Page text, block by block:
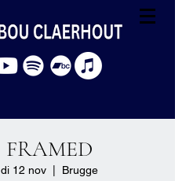
FRAMED
di 12 nov Brugge